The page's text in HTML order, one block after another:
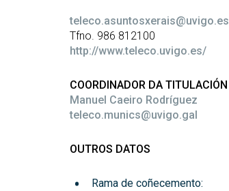
teleco.asuntosxerais@uvigo.es
Tfno. 986 812100
http://www.teleco.uvigo.es/
COORDINADOR DA TITULACIÓN
Manuel Caeiro Rodríguez
teleco.munics@uvigo.gal
OUTROS DATOS
Rama de coñecemento: